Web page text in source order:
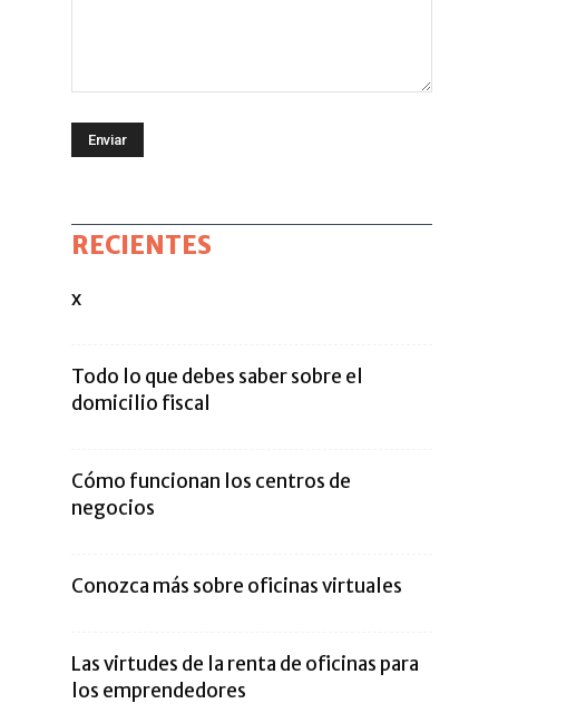
RECIENTES
x
Todo lo que debes saber sobre el
domicilio fiscal
Cómo funcionan los centros de
negocios
Conozca más sobre oficinas virtuales
Las virtudes de la renta de oficinas para
los emprendedores